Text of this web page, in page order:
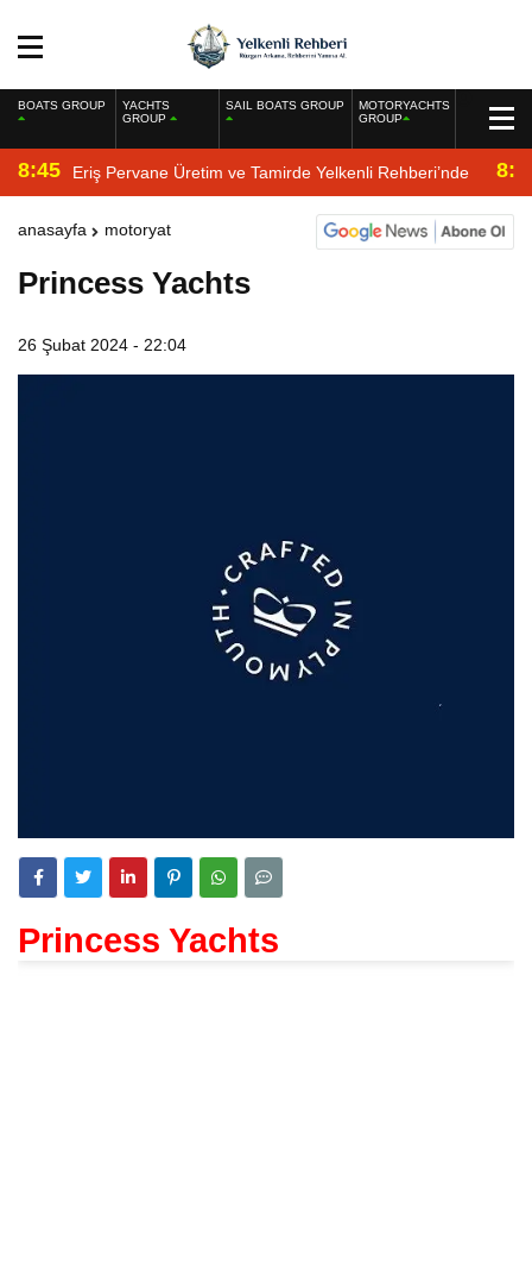
BOATS GROUP
YACHTS
GROUP
SAIL BOATS GROUP
MOTORYACHTS
GROUP
8:45 Eriş Pervane Üretim ve Tamirde Yelkenli Rehberi’nde
anasayfa motoryat
Princess Yachts
26 Şubat 2024 - 22:04
Princess Yachts